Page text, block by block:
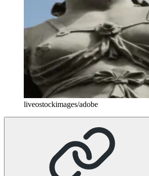
liveostockimages/adobe